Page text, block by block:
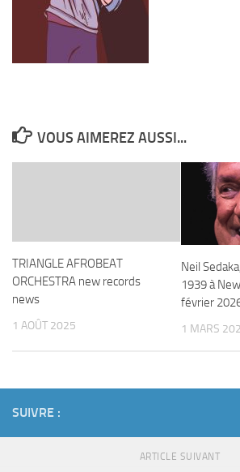
VOUS AIMEREZ AUSSI...
TRIANGLE AFROBEAT
ORCHESTRA new records
news
1 AOÛT 2025
Neil
1939 à
février
1 MARS
SUIVRE :
ARTICLE SUIVANT